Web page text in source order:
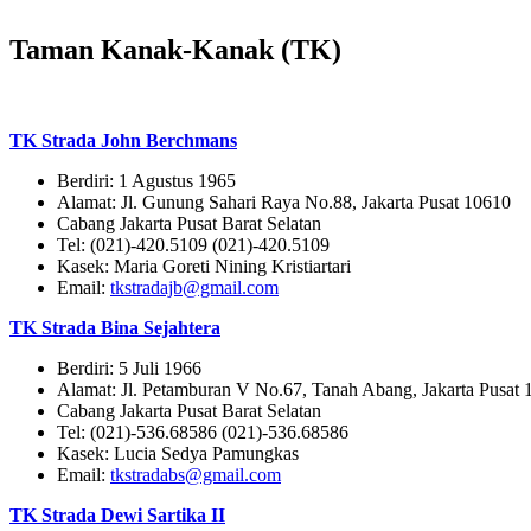
Taman Kanak-Kanak (TK)
TK Strada John Berchmans
Berdiri: 1 Agustus 1965
Alamat: Jl. Gunung Sahari Raya No.88, Jakarta Pusat 10610
Cabang Jakarta Pusat Barat Selatan
Tel: (021)-420.5109 (021)-420.5109
Kasek: Maria Goreti Nining Kristiartari
Email: tkstradajb@gmail.com
TK Strada Bina Sejahtera
Berdiri: 5 Juli 1966
Alamat: Jl. Petamburan V No.67, Tanah Abang, Jakarta Pusat
Cabang Jakarta Pusat Barat Selatan
Tel: (021)-536.68586 (021)-536.68586
Kasek: Lucia Sedya Pamungkas
Email: tkstradabs@gmail.com
TK Strada Dewi Sartika II